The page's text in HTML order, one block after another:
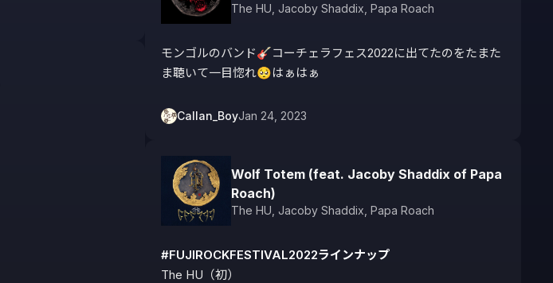
The HU Jacoby Shaddix Papa Roach
モンゴルのバンド🎸コーチェラフェス2022に出てたのをたまた
ま聴いて一目惚れ🥺はぁはぁ
Callan_BoyJan 24, 2023
Wolf Totem (feat. Jacoby Shaddix of Papa
Roach)
The HU Jacoby Shaddix Papa Roach
#FUJIROCKFESTIVAL2022ラインナップ
The HU（初）